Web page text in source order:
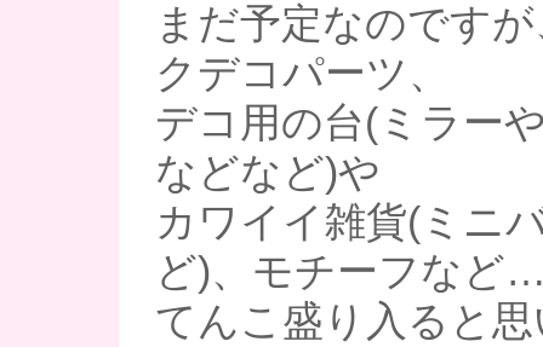
まだ予定なのです
クデコパーツ、
デコ用の台(ミラー
などなど)や
カワイイ雑貨(ミニ
ど)、モチーフなど
てんこ盛り入ると